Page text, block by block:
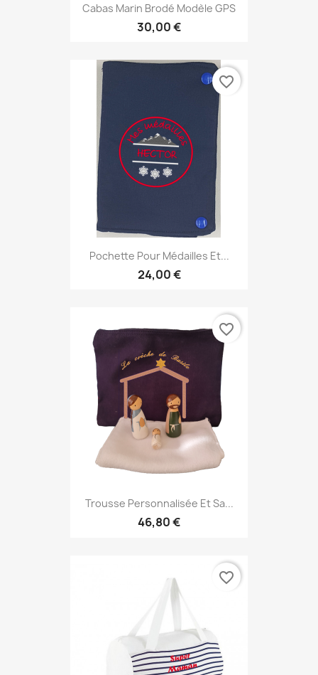
Cabas Marin Brodé Modèle GPS
30,00 €
Pochette Pour Médailles Et...
24,00 €
favorite_border
Trousse Personnalisée Et Sa...
46,80 €
favorite_border
favorite_border